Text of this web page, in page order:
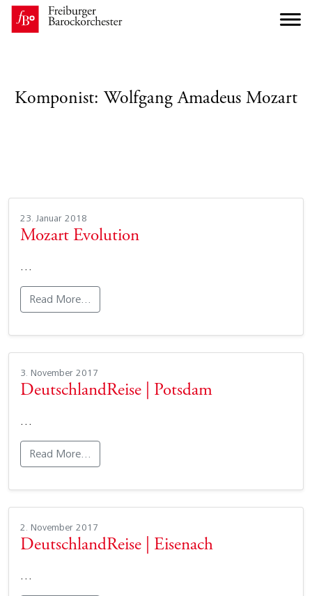
Komponist: Wolfgang Amadeus Mozart
23. Januar 2018
Mozart Evolution
…
Read More…
3. November 2017
DeutschlandReise | Potsdam
…
Read More…
2. November 2017
DeutschlandReise | Eisenach
…